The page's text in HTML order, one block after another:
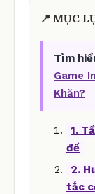
📍 MỤC
Tìm
Game
Khăn?
1.
đề
2.
tắc